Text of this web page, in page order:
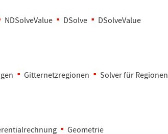
NDSolveValue DSolve DSolveValue
Gitternetzregionen Solver für Regionen
Geometrie